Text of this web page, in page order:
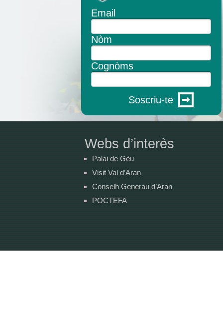
Email
Nòm
Cognòms
Soscriu-te
Webs d’interès
Palai de Gèu
Visit Val d’Aran
Conselh Generau d’Aran
POCTEFA